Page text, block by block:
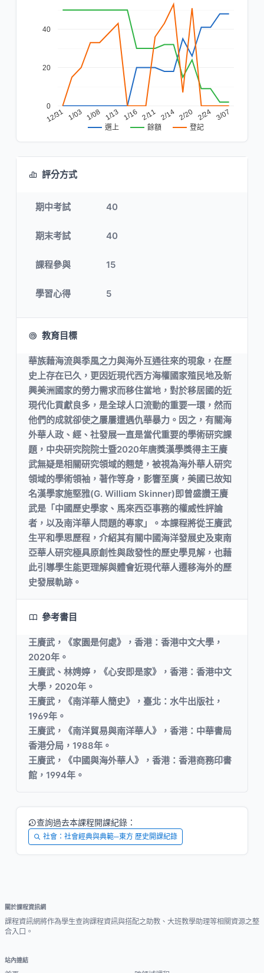
選上 餘額 登記
12/31 1/03 1/08 1/13 1/16 2/11 2/14 2/20 2/24 3/07
0
20
40
評分方式
期中考試 40
期末考試 40
課程參與 15
學習心得 5
教育目標
華族藉海流與季風之力與海外互通往來的現象，在歷
史上存在已久，更因近現代西方海權國家殖民地及新
興美洲國家的勞力需求而移住當地，對於移居國的近
現代化貢獻良多，是全球人口流動的重要一環，然而
他們的成就卻使之屢屢遭遇仇華暴力。因之，有關海
外華人政、經、社發展一直是當代重要的學術研究課
題，中央研究院院士暨2020年唐獎漢學獎得主王賡
武無疑是相關研究領域的翹楚，被視為海外華人研究
領域的學術領袖，著作等身，影響至廣，美國已故知
名漢學家施堅雅(G. William Skinner)即曾盛讚王賡
武是「中國歷史學家、馬來西亞事務的權威性評論
者，以及南洋華人問題的專家」。本課程將從王賡武
生平和學思歷程，介紹其有關中國海洋發展史及東南
亞華人研究極具原創性與啟發性的歷史學見解，也藉
此引導學生能更理解與體會近現代華人遷移海外的歷
史發展軌跡。
參考書目
王賡武，《家園是何處》，香港：香港中文大學，
2020年。
王賡武、林娉婷，《心安即是家》，香港：香港中文
大學，2020年。
王賡武，《南洋華人簡史》，臺北：水牛出版社，
1969年。
王賡武，《南洋貿易與南洋華人》，香港：中華書局
香港分局，1988年。
王賡武，《中國與海外華人》，香港：香港商務印書
館，1994年。
查詢過去本課程開課紀錄：
社會：社會經典與典範─東方 歷史開課紀錄
關於課程資訊網
課程資訊網將作為學生查詢課程資訊與搭配之助教、大班教學助理等相關資源之整
合入口。
站內連結